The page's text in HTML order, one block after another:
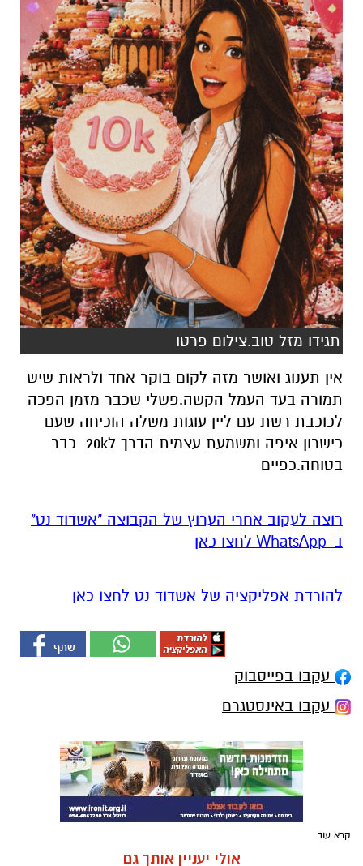
תגידו מזל טוב.צילום פרטו
אין תענוג ואושר מזה לקום בוקר אחד ולראות שיש
תמורה בעד העמל הקשה.פשלי שכבר מזמן הפכה
לכוכבת רשת עם ליין עוגות משלה הוכיחה שעם
כישרון איפה ומשמעת עצמית הדרך ל20k כבר
בטוחה.כפיים
רוצה לעקוב אחרי הערוץ של הקבוצה "אשדוד נט"
ב-WhatsApp לחצו כאן
להורדת אפליקציה של אשדוד נט לחצו כאן
עקבו בפייסבוק
עקבו באינסטגרם
קרא עוד
אולי יעניין אותך גם